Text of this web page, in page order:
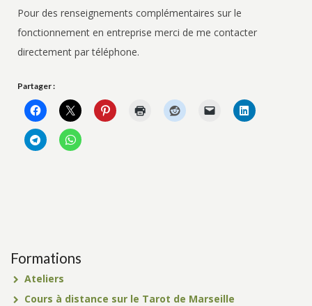
Pour des renseignements complémentaires sur le
fonctionnement en entreprise merci de me contacter
directement par téléphone.
Partager :
Formations
Ateliers
Cours à distance sur le Tarot de Marseille